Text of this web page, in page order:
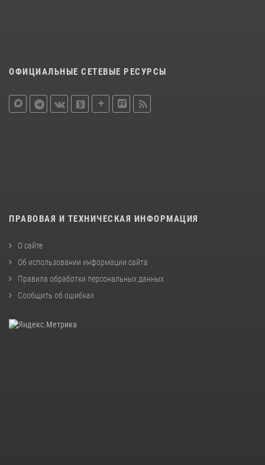
ОФИЦИАЛЬНЫЕ СЕТЕВЫЕ РЕСУРСЫ
ПРАВОВАЯ И ТЕХНИЧЕСКАЯ ИНФОРМАЦИЯ
О сайте
Об использовании информации сайта
Правила обработки персональных данных
Сообщить об ошибках